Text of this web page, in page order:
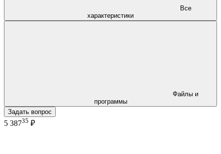
характеристики
программы
Задать вопрос
5 38735 ₽